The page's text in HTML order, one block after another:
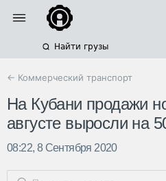
Найти грузы
← Коммерческий транспорт
На Кубани продажи
августе выросли на
08:22, 8 Сентября 2020